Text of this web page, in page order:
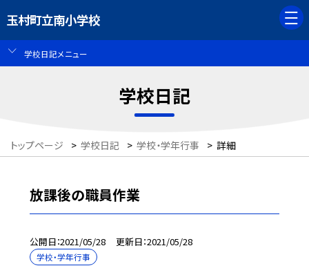
玉村町立南小学校
学校日記メニュー
学校日記
トップページ > 学校日記 > 学校・学年行事 > 詳細
放課後の職員作業
公開日 2021/05/28 更新日 2021/05/28
学校・学年行事